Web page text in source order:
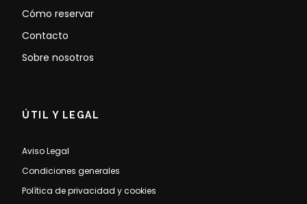
Cómo reservar
Contacto
Sobre nosotros
ÚTIL Y LEGAL
Aviso Legal
Condiciones generales
Política de privacidad y cookies